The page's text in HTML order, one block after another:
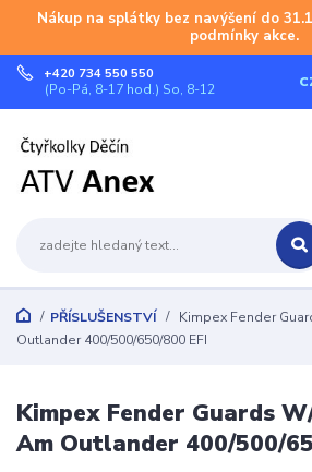
Nákup na splátky bez navýšení do
podmínky akce.
+420 734 550 550
(Po-Pá, 8-17 hod.) So, 8-12
PŘÍSLUŠENSTVÍ
Kimpex Fender
Outlander 400/500/650/800 EFI
Kimpex Fender Guards
Am Outlander 400/500/